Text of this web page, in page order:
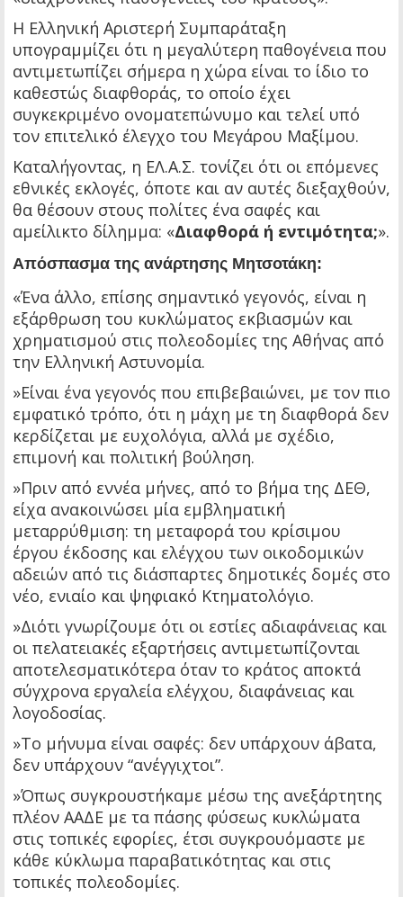
Η Ελληνική Αριστερή Συμπαράταξη
υπογραμμίζει ότι η μεγαλύτερη παθογένεια που
αντιμετωπίζει σήμερα η χώρα είναι το ίδιο το
καθεστώς διαφθοράς, το οποίο έχει
συγκεκριμένο ονοματεπώνυμο και τελεί υπό
τον επιτελικό έλεγχο του Μεγάρου Μαξίμου.
Καταλήγοντας, η ΕΛ.Α.Σ. τονίζει ότι οι επόμενες
εθνικές εκλογές, όποτε και αν αυτές διεξαχθούν,
θα θέσουν στους πολίτες ένα σαφές και
αμείλικτο δίλημμα: «Διαφθορά ή εντιμότητα;».
Απόσπασμα της ανάρτησης Μητσοτάκη:
«Ένα άλλο, επίσης σημαντικό γεγονός, είναι η
εξάρθρωση του κυκλώματος εκβιασμών και
χρηματισμού στις πολεοδομίες της Αθήνας από
την Ελληνική Αστυνομία.
»Είναι ένα γεγονός που επιβεβαιώνει, με τον πιο
εμφατικό τρόπο, ότι η μάχη με τη διαφθορά δεν
κερδίζεται με ευχολόγια, αλλά με σχέδιο,
επιμονή και πολιτική βούληση.
»Πριν από εννέα μήνες, από το βήμα της ΔΕΘ,
είχα ανακοινώσει μία εμβληματική
μεταρρύθμιση: τη μεταφορά του κρίσιμου
έργου έκδοσης και ελέγχου των οικοδομικών
αδειών από τις διάσπαρτες δημοτικές δομές στο
νέο, ενιαίο και ψηφιακό Κτηματολόγιο.
»Διότι γνωρίζουμε ότι οι εστίες αδιαφάνειας και
οι πελατειακές εξαρτήσεις αντιμετωπίζονται
αποτελεσματικότερα όταν το κράτος αποκτά
σύγχρονα εργαλεία ελέγχου, διαφάνειας και
λογοδοσίας.
»Το μήνυμα είναι σαφές: δεν υπάρχουν άβατα,
δεν υπάρχουν “ανέγγιχτοι”.
»Όπως συγκρουστήκαμε μέσω της ανεξάρτητης
πλέον ΑΑΔΕ με τα πάσης φύσεως κυκλώματα
στις τοπικές εφορίες, έτσι συγκρουόμαστε με
κάθε κύκλωμα παραβατικότητας και στις
τοπικές πολεοδομίες.